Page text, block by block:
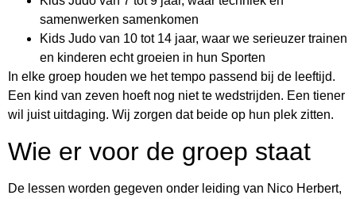
samenwerken samenkomen
Kids Judo van 10 tot 14 jaar, waar we serieuzer trainen
en kinderen echt groeien in hun Sporten
In elke groep houden we het tempo passend bij de leeftijd.
Een kind van zeven hoeft nog niet te wedstrijden. Een tiener
wil juist uitdaging. Wij zorgen dat beide op hun plek zitten.
Wie er voor de groep staat
De lessen worden gegeven onder leiding van Nico Herbert,